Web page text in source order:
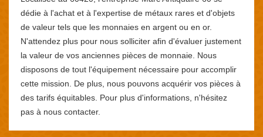
dédie à l'achat et à l'expertise de métaux rares et d'objets
de valeur tels que les monnaies en argent ou en or.
N'attendez plus pour nous solliciter afin d'évaluer justement
la valeur de vos anciennes pièces de monnaie. Nous
disposons de tout l'équipement nécessaire pour accomplir
cette mission. De plus, nous pouvons acquérir vos pièces à
des tarifs équitables. Pour plus d'informations, n'hésitez
pas à nous contacter.